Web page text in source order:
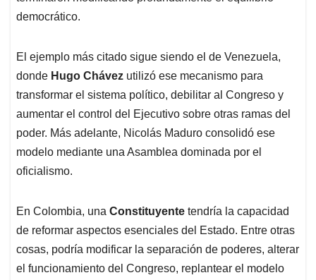
democrático.
El ejemplo más citado sigue siendo el de Venezuela,
donde Hugo Chávez utilizó ese mecanismo para
transformar el sistema político, debilitar al Congreso y
aumentar el control del Ejecutivo sobre otras ramas del
poder. Más adelante, Nicolás Maduro consolidó ese
modelo mediante una Asamblea dominada por el
oficialismo.
En Colombia, una Constituyente tendría la capacidad
de reformar aspectos esenciales del Estado. Entre otras
cosas, podría modificar la separación de poderes, alterar
el funcionamiento del Congreso, replantear el modelo